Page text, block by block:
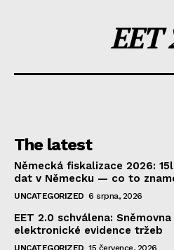
EET
The latest
Německá fiskalizace 2026:
dat v Německu — co to
UNCATEGORIZED 6 srpna, 2026
EET 2.0 schválena:
elektronické evidence tržeb